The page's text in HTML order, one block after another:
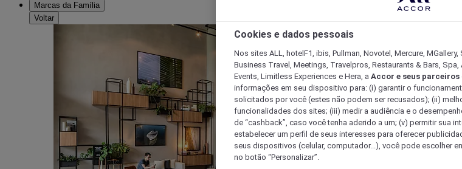
Marcas da Família
Voltar
Cookies e dados pessoais
Nos sites ALL, hotelF1, ibis, Pullman, Novotel, Mercure,
Business Travel, Meetings, Travelpros, Restaurants & Bars,
Events, Limitless Experiences e Hera, a Accor e seus parceiros
informações em seu dispositivo para: (i) garantir o
solicitados por você (estes não podem ser recusados); (ii)
funcionalidades dos sites; (iii) medir a audiência e o
de “cashback”, caso você tenha aderido a um; (v) permitir sua
estabelecer um perfil de seus interesses para oferecer
seus dispositivos (celular, computador...), você pode escolher
no botão “Personalizar”.